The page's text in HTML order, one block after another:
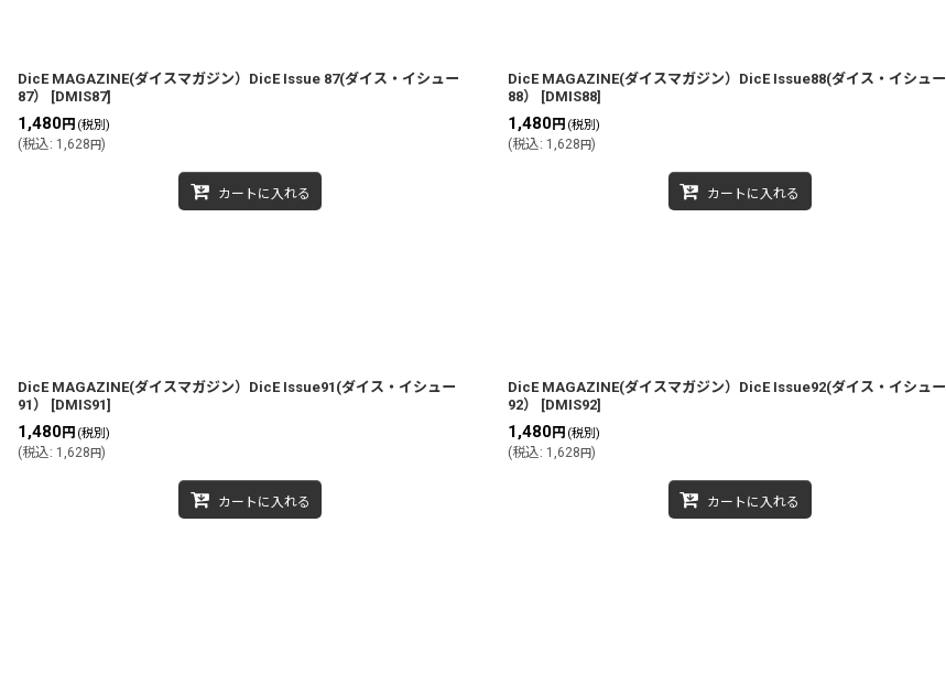
DicE MAGAZINE(ダイスマガジン）DicE Issue 87(ダイス・イシュー
87）
[DMIS87]
1,480円 (税別)
(税込: 1,628円)
カートに入れる
DicE MAGAZINE(ダイスマガジン）DicE Issue88(ダイス・イシュー
88）
[DMIS88]
1,480円 (税別)
(税込: 1,628円)
カートに入れる
DicE MAGAZINE(ダイスマガジン）DicE Issue91(ダイス・イシュー
91）
[DMIS91]
1,480円 (税別)
(税込: 1,628円)
カートに入れる
DicE MAGAZINE(ダイスマガジン）DicE Issue92(ダイス・イシュー
92）
[DMIS92]
1,480円 (税別)
(税込: 1,628円)
カートに入れる